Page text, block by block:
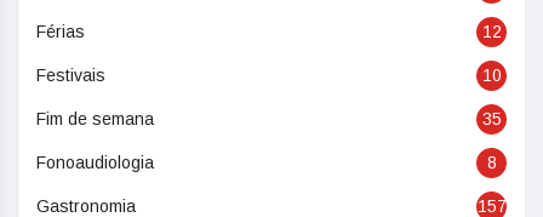
Férias 12
Festivais 10
Fim de semana 35
Fonoaudiologia 8
Gastronomia 157